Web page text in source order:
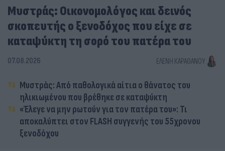
Μυστράς: Οικονομολόγος και δεινός
σκοπευτής ο ξενοδόχος που είχε σε
καταψύκτη τη σορό του πατέρα του
07.08.2026 ΕΛΈΝΗ ΚΑΡΑΘΆΝΟΥ
Μυστράς: Από παθολογικά αίτια ο θάνατος του
ηλικιωμένου που βρέθηκε σε καταψύκτη
«Έλεγε να μην ρωτούν για τον πατέρα του»: Τι
αποκαλύπτει στον FLASH συγγενής του 55χρονου
ξενοδόχου